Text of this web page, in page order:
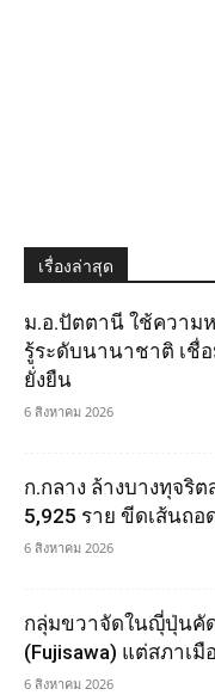
เรื่องล่าสุด
ม.อ.ปัตตานี ใช้ความ
รู้ระดับนานาชาติ เชื่
ยั่งยืน
6 สิงหาคม 2026
ก.กลาง ล้างบางทุจริ
5,925 ราย ขีดเส้นถ
6 สิงหาคม 2026
กลุ่มขวาจัดในญุี่ปุ่นคั
(Fujisawa) แต่สภาเมื
6 สิงหาคม 2026